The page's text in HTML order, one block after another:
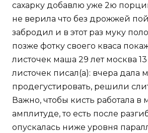
сахарку добавлю уже 2ю
не верила что без дрожжей
забродил и в этот раз муку
позже фотку своего кваса
листочек маша 29 лет москва
листочек писал(а): вчера дала
продегустировать, решили
Важно, чтобы кисть работала в
амплитуде, то есть после
опускалась ниже уровня